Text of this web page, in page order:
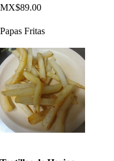
MX$89.00
Papas Fritas